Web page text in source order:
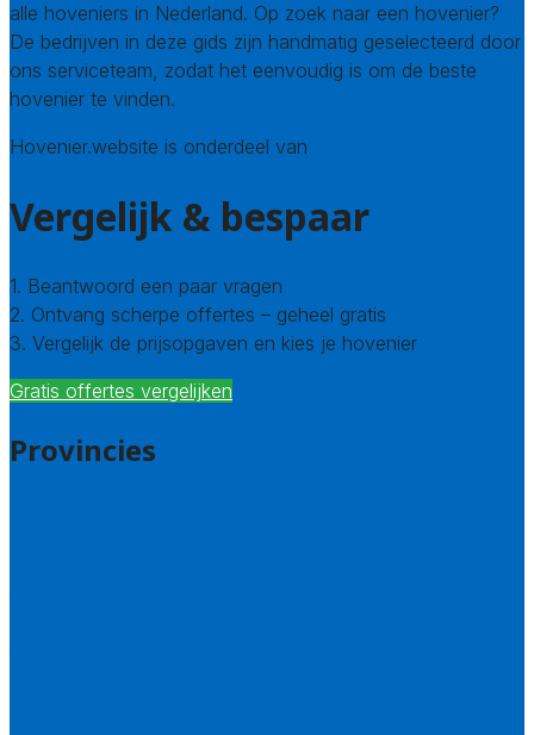
alle hoveniers in Nederland. Op zoek naar een hovenier?
De bedrijven in deze gids zijn handmatig geselecteerd door
ons serviceteam, zodat het eenvoudig is om de beste
hovenier te vinden.
Hovenier.website is onderdeel van
Vergelijk & bespaar
1. Beantwoord een paar vragen
2. Ontvang scherpe offertes – geheel gratis
3. Vergelijk de prijsopgaven en kies je hovenier
Gratis offertes vergelijken
Provincies